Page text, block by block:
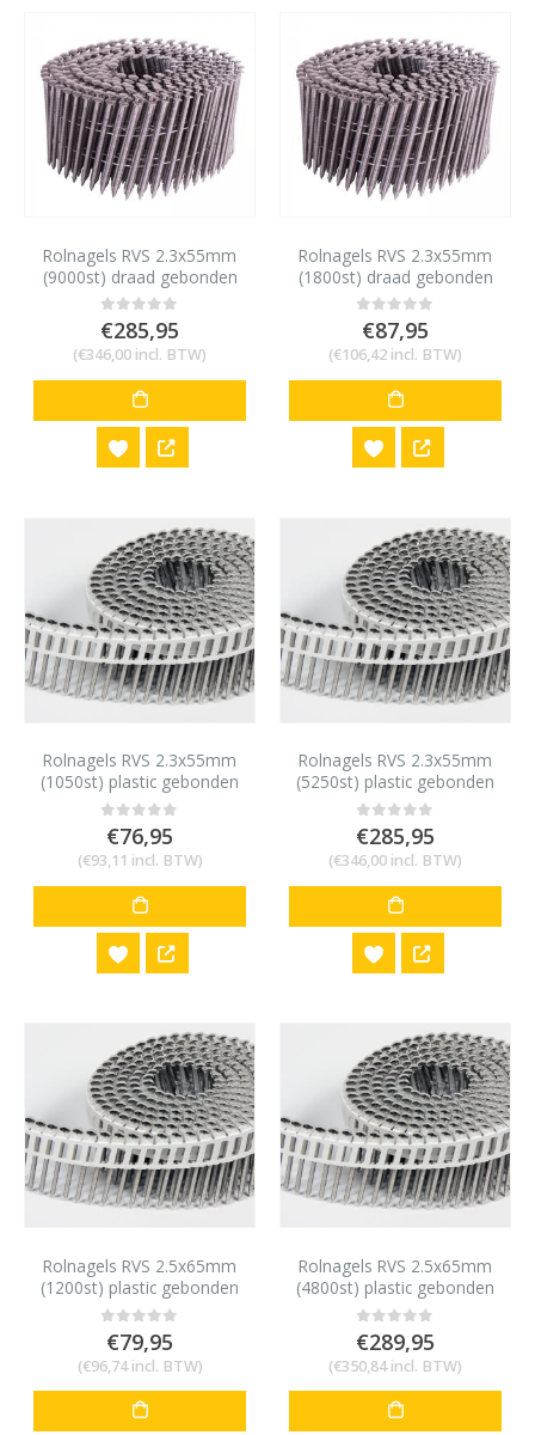
Rolnagels RVS 2.3x55mm
(9000st) draad gebonden
bolkop vlakke rol
0out of 5
€285,95
(€346,00 incl. BTW)
Rolnagels RVS 2.3x55mm
(1800st) draad gebonden
bolkop vlakke rol
0out of 5
€87,95
(€106,42 incl. BTW)
Rolnagels RVS 2.3x55mm
(1050st) plastic gebonden
0out of 5
€76,95
(€93,11 incl. BTW)
Rolnagels RVS 2.3x55mm
(5250st) plastic gebonden
0out of 5
€285,95
(€346,00 incl. BTW)
Rolnagels RVS 2.5x65mm
(1200st) plastic gebonden
0out of 5
€79,95
(€96,74incl. BTW)
Rolnagels RVS 2.5x65mm
(4800st) plastic gebonden
0out of 5
€289,95
(€350,84incl. BTW)